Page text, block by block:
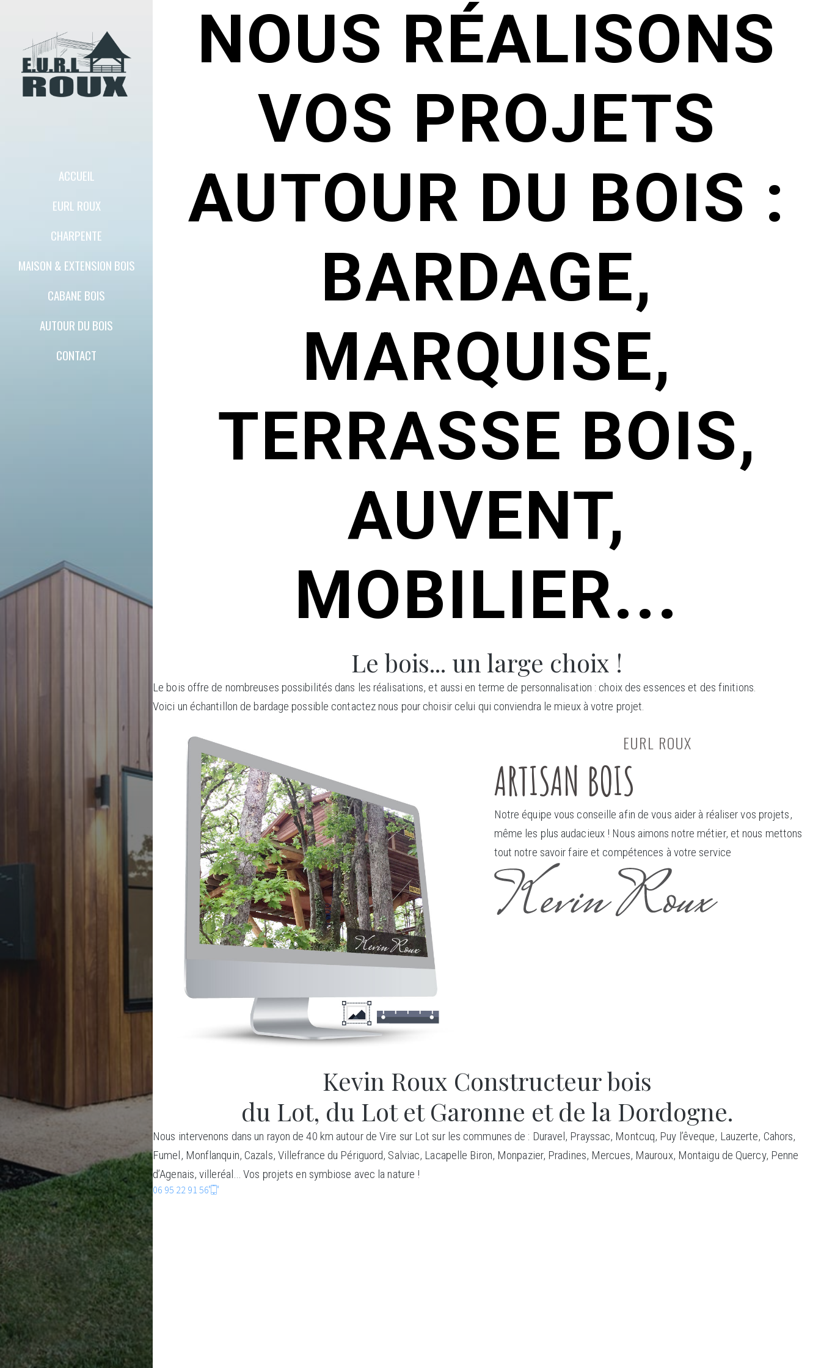
ACCUEIL
EURL ROUX
CHARPENTE
MAISON & EXTENSION BOIS
CABANE BOIS
AUTOUR DU BOIS
CONTACT
NOUS RÉALISONS
VOS PROJETS
AUTOUR DU BOIS :
BARDAGE,
MARQUISE,
TERRASSE BOIS,
AUVENT,
MOBILIER...
Le bois... un large choix !
Le bois offre de nombreuses possibilités dans les réalisations, et aussi en terme de personnalisation : choix des essences et des finitions.
Voici un échantillon de bardage possible contactez nous pour choisir celui qui conviendra le mieux à votre projet.
EURL ROUX
ARTISAN BOIS
Notre équipe vous conseille afin de vous aider à réaliser vos projets,
même les plus audacieux ! Nous aimons notre métier, et nous mettons
tout notre savoir faire et compétences à votre service
Kevin Roux Constructeur bois
du Lot, du Lot et Garonne et de la Dordogne.
Nous intervenons dans un rayon de 40 km autour de Vire sur Lot sur les communes de : Duravel, Prayssac, Montcuq, Puy l’êveque, Lauzerte, Cahors,
Fumel, Monflanquin, Cazals, Villefrance du Périguord, Salviac, Lacapelle Biron, Monpazier, Pradines, Mercues, Mauroux, Montaigu de Quercy, Penne
d’Agenais, villeréal… Vos projets en symbiose avec la nature !
06 95 22 91 56